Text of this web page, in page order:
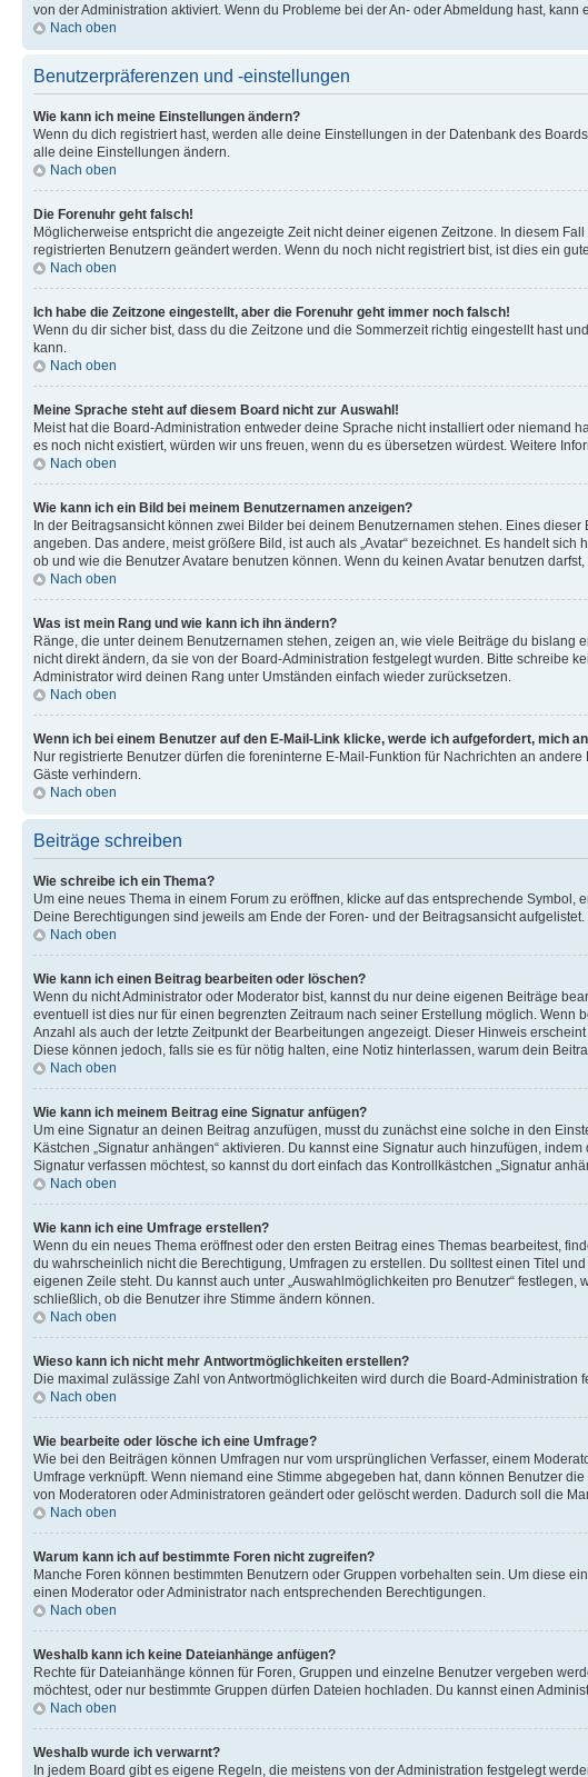
von der Administration aktiviert. Wenn du Probleme bei der An- oder Abmeldung hast,
Nach oben
Benutzerpräferenzen und -einstellungen
Wie kann ich meine Einstellungen ändern?
Wenn du dich registriert hast, werden alle deine Einstellungen in der Datenbank des
alle deine Einstellungen ändern.
Nach oben
Die Forenuhr geht falsch!
Möglicherweise entspricht die angezeigte Zeit nicht deiner eigenen Zeitzone. In diesem
registrierten Benutzern geändert werden. Wenn du noch nicht registriert bist, ist dies ein
Nach oben
Ich habe die Zeitzone eingestellt, aber die Forenuhr geht immer noch falsch!
Wenn du dir sicher bist, dass du die Zeitzone und die Sommerzeit richtig eingestellt hast
kann.
Nach oben
Meine Sprache steht auf diesem Board nicht zur Auswahl!
Meist hat die Board-Administration entweder deine Sprache nicht installiert oder niemand
es noch nicht existiert, würden wir uns freuen, wenn du es übersetzen würdest. Weitere
Nach oben
Wie kann ich ein Bild bei meinem Benutzernamen anzeigen?
In der Beitragsansicht können zwei Bilder bei deinem Benutzernamen stehen. Eines
angeben. Das andere, meist größere Bild, ist auch als „Avatar“ bezeichnet. Es handelt
ob und wie die Benutzer Avatare benutzen können. Wenn du keinen Avatar benutzen
Nach oben
Was ist mein Rang und wie kann ich ihn ändern?
Ränge, die unter deinem Benutzernamen stehen, zeigen an, wie viele Beiträge du
nicht direkt ändern, da sie von der Board-Administration festgelegt wurden. Bitte
Administrator wird deinen Rang unter Umständen einfach wieder zurücksetzen.
Nach oben
Wenn ich bei einem Benutzer auf den E-Mail-Link klicke, werde ich aufgefordert, mich
Nur registrierte Benutzer dürfen die foreninterne E-Mail-Funktion für Nachrichten an
Gäste verhindern.
Nach oben
Beiträge schreiben
Wie schreibe ich ein Thema?
Um eine neues Thema in einem Forum zu eröffnen, klicke auf das entsprechende
Deine Berechtigungen sind jeweils am Ende der Foren- und der Beitragsansicht
Nach oben
Wie kann ich einen Beitrag bearbeiten oder löschen?
Wenn du nicht Administrator oder Moderator bist, kannst du nur deine eigenen Beiträge
eventuell ist dies nur für einen begrenzten Zeitraum nach seiner Erstellung möglich.
Anzahl als auch der letzte Zeitpunkt der Bearbeitungen angezeigt. Dieser Hinweis
Diese können jedoch, falls sie es für nötig halten, eine Notiz hinterlassen, warum dein
Nach oben
Wie kann ich meinem Beitrag eine Signatur anfügen?
Um eine Signatur an deinen Beitrag anzufügen, musst du zunächst eine solche in den
Kästchen „Signatur anhängen“ aktivieren. Du kannst eine Signatur auch hinzufügen,
Signatur verfassen möchtest, so kannst du dort einfach das Kontrollkästchen „Signatur
Nach oben
Wie kann ich eine Umfrage erstellen?
Wenn du ein neues Thema eröffnest oder den ersten Beitrag eines Themas bearbeitest,
du wahrscheinlich nicht die Berechtigung, Umfragen zu erstellen. Du solltest einen Titel
eigenen Zeile steht. Du kannst auch unter „Auswahlmöglichkeiten pro Benutzer“
schließlich, ob die Benutzer ihre Stimme ändern können.
Nach oben
Wieso kann ich nicht mehr Antwortmöglichkeiten erstellen?
Die maximal zulässige Zahl von Antwortmöglichkeiten wird durch die Board-
Nach oben
Wie bearbeite oder lösche ich eine Umfrage?
Wie bei den Beiträgen können Umfragen nur vom ursprünglichen Verfasser, einem
Umfrage verknüpft. Wenn niemand eine Stimme abgegeben hat, dann können Benutzer
von Moderatoren oder Administratoren geändert oder gelöscht werden. Dadurch soll die
Nach oben
Warum kann ich auf bestimmte Foren nicht zugreifen?
Manche Foren können bestimmten Benutzern oder Gruppen vorbehalten sein. Um diese
einen Moderator oder Administrator nach entsprechenden Berechtigungen.
Nach oben
Weshalb kann ich keine Dateianhänge anfügen?
Rechte für Dateianhänge können für Foren, Gruppen und einzelne Benutzer vergeben
möchtest, oder nur bestimmte Gruppen dürfen Dateien hochladen. Du kannst einen
Nach oben
Weshalb wurde ich verwarnt?
In jedem Board gibt es eigene Regeln, die meistens von der Administration festgelegt